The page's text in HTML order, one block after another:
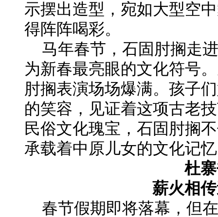
示摆出造型，宛如大型空
得阵阵喝彩。
马年春节，石固肘搁走
为新春最亮眼的文化符号
肘搁表演场场爆满。孩子
的笑容，见证着这项古老
民俗文化瑰宝，石固肘搁
承载着中原儿女的文化记
杜
薪火相
春节假期即将落幕，但